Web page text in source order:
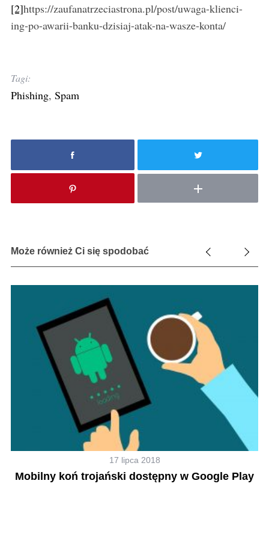
[2]https://zaufanatrzeciastrona.pl/post/uwaga-klienci-
ing-po-awarii-banku-dzisiaj-atak-na-wasze-konta/
Tagi:
Phishing, Spam
Może również Ci się spodobać
17 lipca 2018
Mobilny koń trojański dostępny w Google Play